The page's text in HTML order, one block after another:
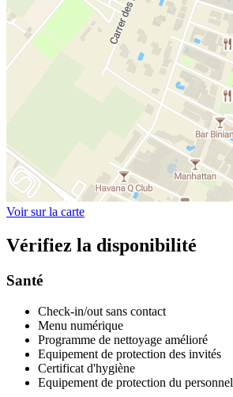
Voir sur la carte
Vérifiez la disponibilité
Santé
Check-in/out sans contact
Menu numérique
Programme de nettoyage amélioré
Equipement de protection des invités
Certificat d'hygiène
Equipement de protection du personnel